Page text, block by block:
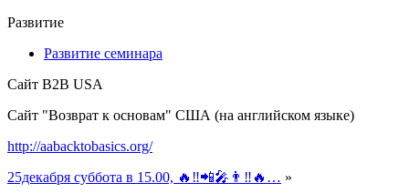
Развитие
Развитие семинара
Сайт B2B USA
Сайт "Возврат к основам" США (на английском языке)
http://aabacktobasics.org/
25декабря суббота в 15.00, 🔥‼️📲🎤👨‼️🔥… »